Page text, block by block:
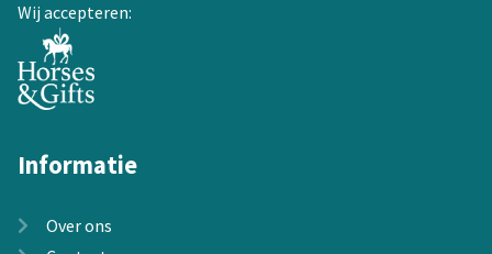
Wij accepteren:
Informatie
Over ons